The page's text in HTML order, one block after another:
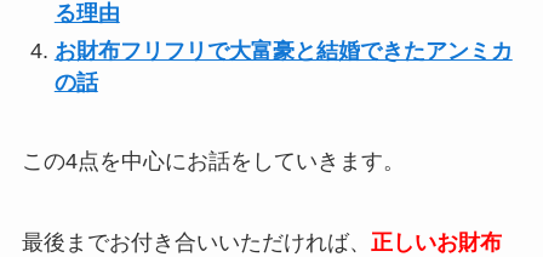
る理由
お財布フリフリで大富豪と結婚できたアンミカ
の話
この4点を中心にお話をしていきます。
最後までお付き合いいただければ、 正しいお財布